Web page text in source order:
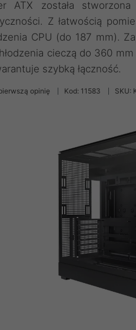
ATX została
Z łatwością
CPU (do 187 mm).
cieczą do 360
szybką łączność.
opinię Kod: 11583 SKU: